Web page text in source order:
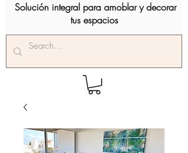
Solución integral para amoblar y decorar
tus espacios